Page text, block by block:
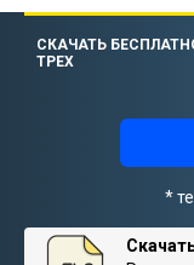
СКАЧАТЬ
ТРЕХ
*